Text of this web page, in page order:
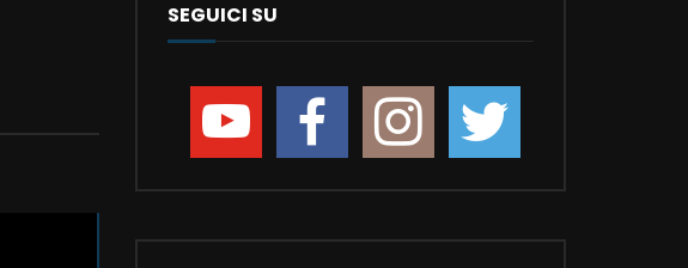
SEGUICI SU